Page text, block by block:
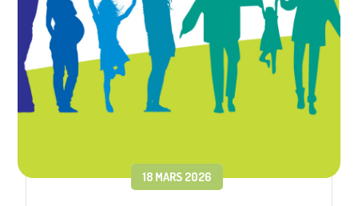
18 MARS 2026